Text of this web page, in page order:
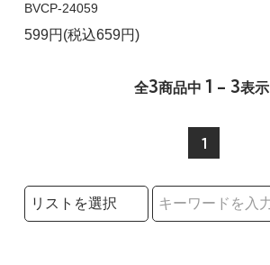
BVCP-24059
599円(税込659円)
全3商品中 1 - 3表示
1
検索リストの選択